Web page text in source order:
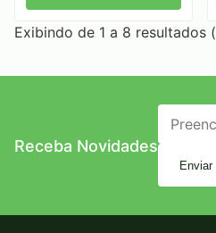
Exibindo de 1 a 8 resultados
Receba Novidades
Enviar